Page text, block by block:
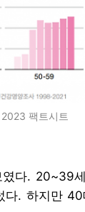
팩트시트
다. 20~39
다. 하지만